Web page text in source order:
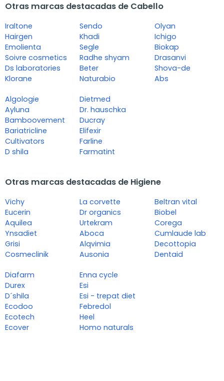
Otras marcas destacadas de Cabello
Iraltone
Hairgen
Emolienta
Soivre cosmetics
Ds laboratories
Klorane
Sendo
Khadi
Segle
Radhe shyam
Beter
Naturabio
Olyan
Ichigo
Biokap
Drasanvi
Shova-de
Abs
Algologie
Ayluna
Bamboovement
Bariatricline
Cultivators
D shila
Dietmed
Dr. hauschka
Ducray
Elifexir
Farline
Farmatint
Otras marcas destacadas de Higiene
Vichy
Eucerin
Aquilea
Ynsadiet
Grisi
Cosmeclinik
La corvette
Dr organics
Urtekram
Aboca
Alqvimia
Ausonia
Beltran vital
Biobel
Corega
Cumlaude lab
Decottopia
Dentaid
Diafarm
Durex
D´shila
Ecodoo
Ecotech
Ecover
Enna cycle
Esi
Esi - trepat diet
Febredol
Heel
Homo naturals